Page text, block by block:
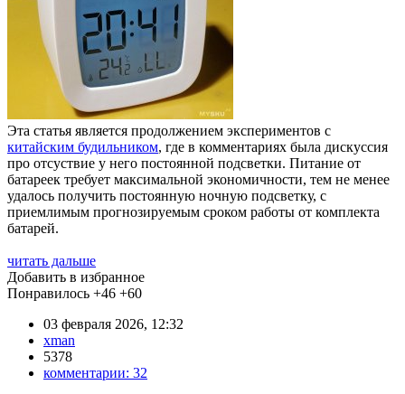
Эта статья является продолжением экспериментов с
китайским будильником, где в комментариях была дискуссия
про отсуствие у него постоянной подсветки. Питание от
батареек требует максимальной экономичности, тем не менее
удалось получить постоянную ночную подсветку, с
приемлимым прогнозируемым сроком работы от комплекта
батарей.
читать дальше
Добавить в избранное
Понравилось +46 +60
03 февраля 2026, 12:32
xman
5378
комментарии: 32